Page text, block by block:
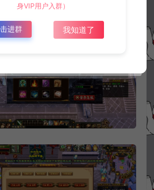
身VIP用户入群）
进群 我知道了